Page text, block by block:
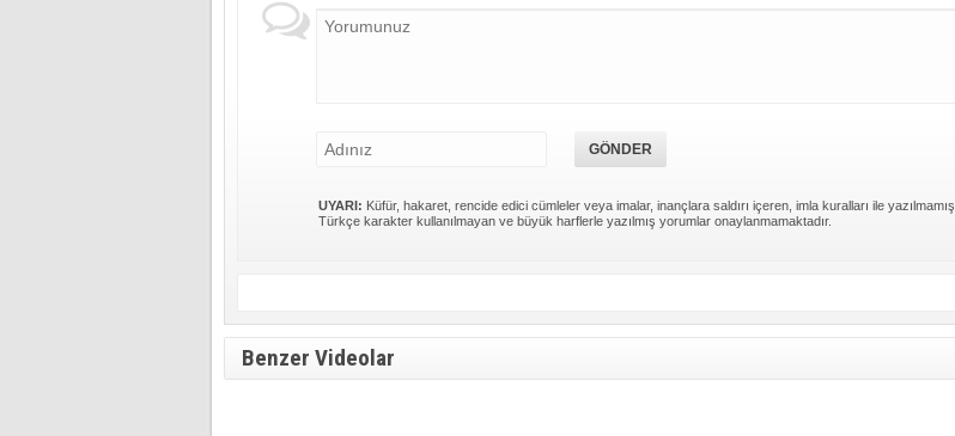
UYARI: Küfür, hakaret, rencide edici cümleler veya imalar, inançlara saldırı içeren, imla kuralları ile yazılmamış,
Türkçe karakter kullanılmayan ve büyük harflerle yazılmış yorumlar onaylanmamaktadır.
Benzer Videolar